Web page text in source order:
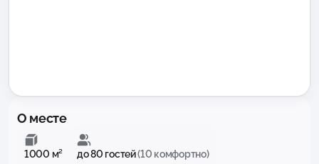
О месте
1000 м² до 80 гостей(10 комфортно)